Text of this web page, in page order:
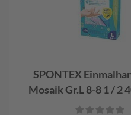
SPONTEX
Mosaik Gr.L 8-8 1 / 2